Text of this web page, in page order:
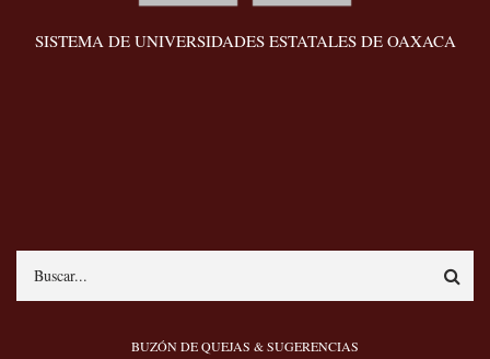
SISTEMA DE UNIVERSIDADES ESTATALES DE OAXACA
BUZÓN DE QUEJAS & SUGERENCIAS